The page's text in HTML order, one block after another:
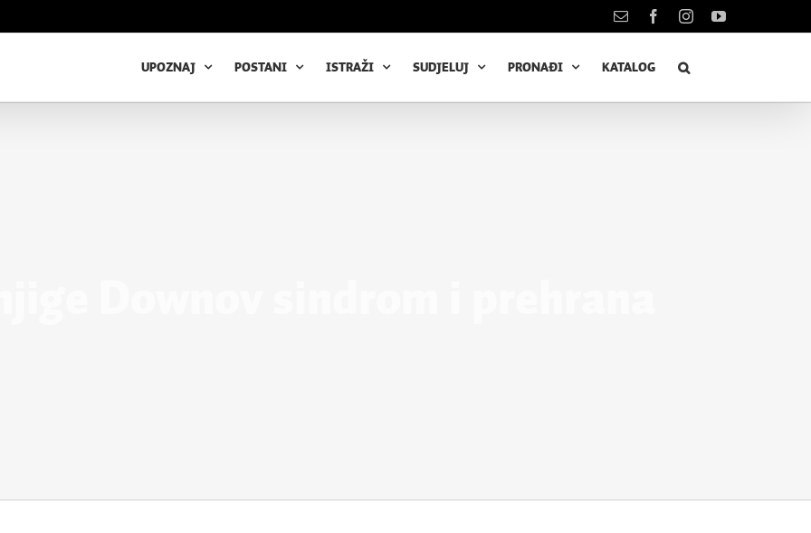
KontaktFacebookInstagramYouTube
UPOZNAJ POSTANI ISTRAŽI SUDJELUJ PRONAĐI KATALOG